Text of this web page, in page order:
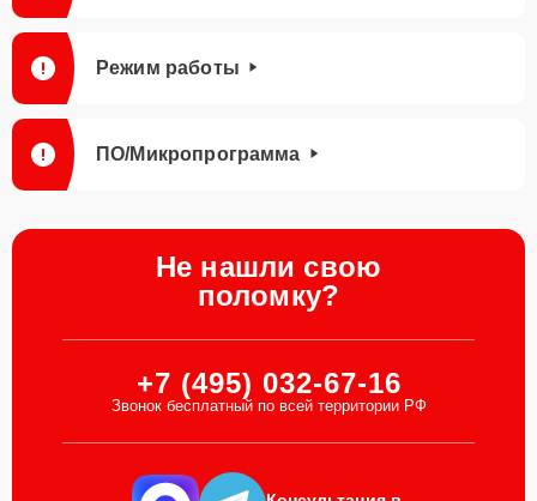
Режим работы
ПО/Микропрограмма
Не нашли свою
поломку?
+7 (495) 032-67-16
Звонок бесплатный по всей территории РФ